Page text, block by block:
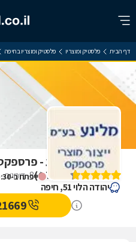
דף הבית פלסטיק ומוצריו פלסטיק ומוצריו בחיפה
ייפתח ב-9:30
ביקורת על מלינע -
4.7
)
8דירוגים
יהודה הלוי 51, חיפה